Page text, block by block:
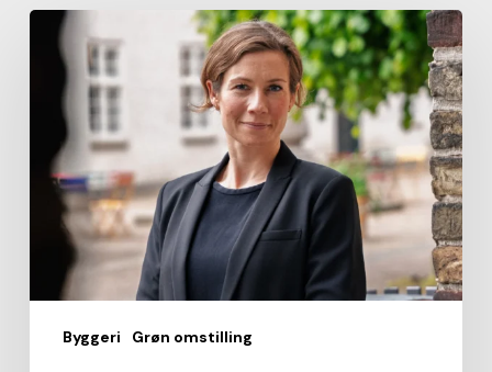
Byggeri Grøn omstilling
Dansk
Erhverv
grønne
byggeprojekter
springe
kommunernes